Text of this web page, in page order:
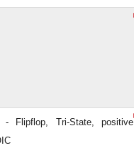
- Flipflop, Tri-State, positive